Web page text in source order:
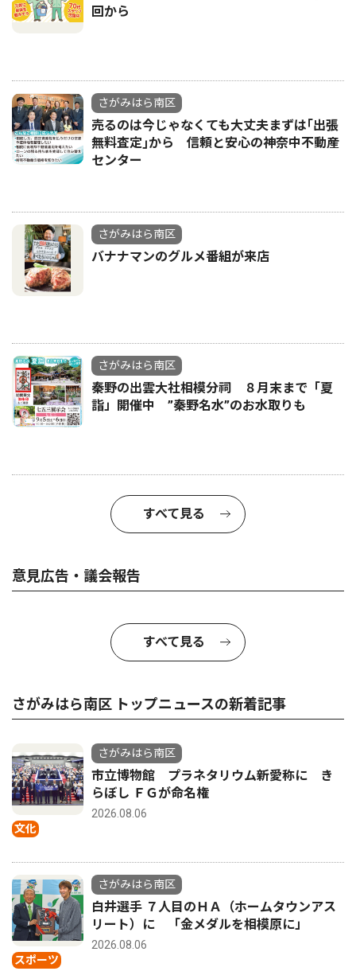
回から
さがみはら南区
売るのは今じゃなくても大丈夫まずは｢出張
無料査定｣から 信頼と安心の神奈中不動産
センター
さがみはら南区
バナナマンのグルメ番組が来店
さがみはら南区
秦野の出雲大社相模分祠 ８月末まで「夏
詣」開催中 ”秦野名水”のお水取りも
すべて見る
意見広告・議会報告
すべて見る
さがみはら南区 トップニュースの新着記事
文化
さがみはら南区
市立博物館 プラネタリウム新愛称に き
らぼし ＦＧが命名権
2026.08.06
スポーツ
さがみはら南区
白井選手 ７人目のＨＡ（ホームタウンアス
リート）に 「金メダルを相模原に」
2026.08.06